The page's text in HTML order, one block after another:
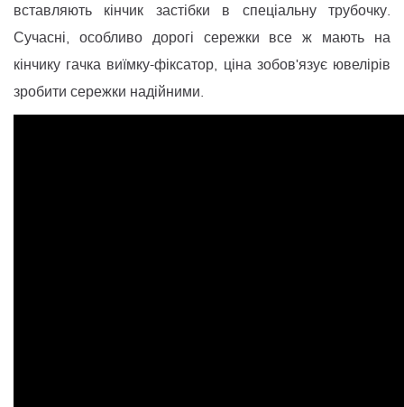
вставляють кінчик застібки в спеціальну трубочку.
Сучасні, особливо дорогі сережки все ж мають на
кінчику гачка виїмку-фіксатор, ціна зобов'язує ювелірів
зробити сережки надійними.